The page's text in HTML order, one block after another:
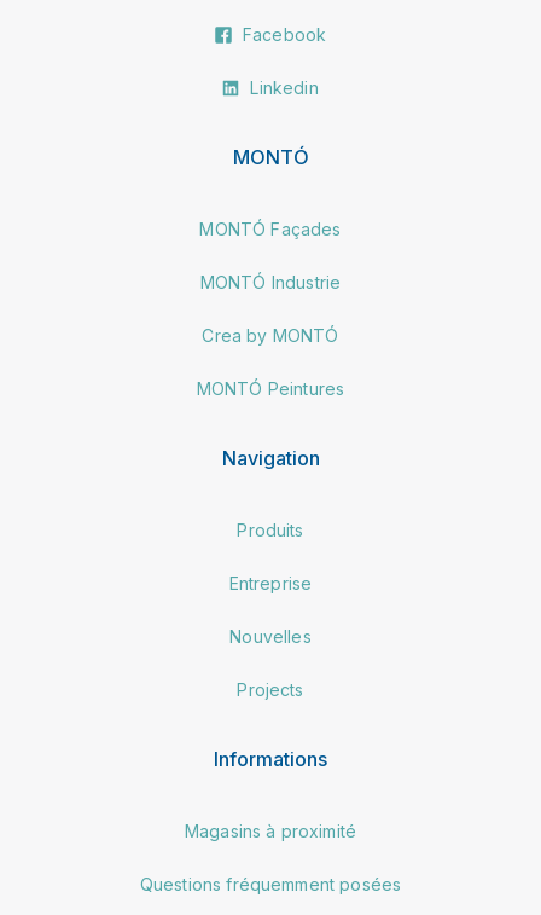
Facebook
Linkedin
MONTÓ
MONTÓ Façades
MONTÓ Industrie
Crea by MONTÓ
MONTÓ Peintures
Navigation
Produits
Entreprise
Nouvelles
Projects
Informations
Magasins à proximité
Questions fréquemment posées